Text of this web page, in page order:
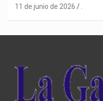
11 de junio de 2026 .